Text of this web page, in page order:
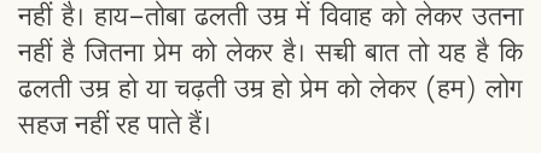
नहीं है। हाय-तोबा ढलती उम्र में विवाह को लेकर उतना
नहीं है जितना प्रेम को लेकर है। सच्ची बात तो यह है कि
ढलती उम्र हो या चढ़ती उम्र हो प्रेम को लेकर (हम) लोग
सहज नहीं रह पाते हैं।